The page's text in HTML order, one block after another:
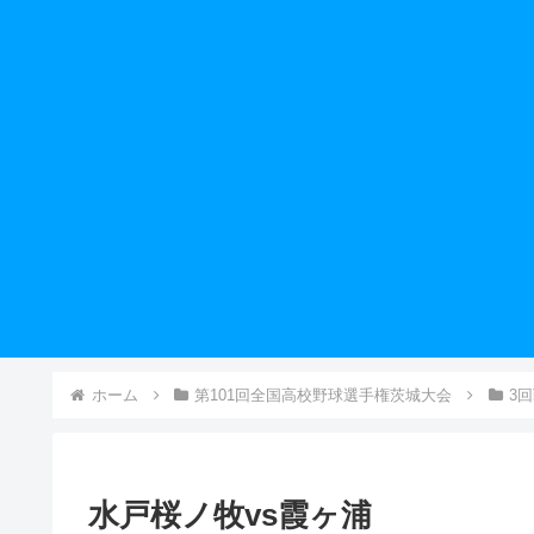
ホーム 第101回全国高校野球選手権茨城大会 3
水戸桜ノ牧vs霞ヶ浦